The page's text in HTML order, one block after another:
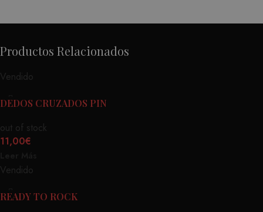
Productos Relacionados
Vendido
DEDOS CRUZADOS PIN
out of stock
11,00€
Vendido
READY TO ROCK